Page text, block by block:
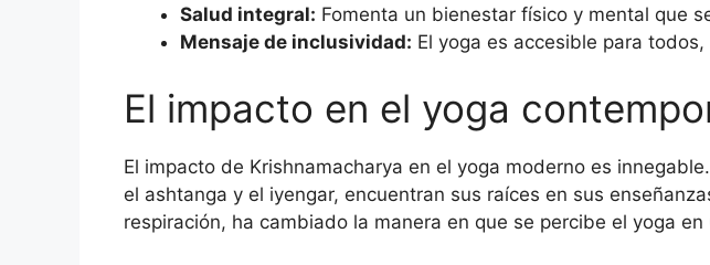
Salud integral: Fomenta un bienestar físico y mental que
Mensaje de inclusividad: El yoga es accesible para
El impacto en el yoga
El impacto de Krishnamacharya en el yoga moderno es
el ashtanga y el iyengar, encuentran sus raíces en sus
respiración, ha cambiado la manera en que se percibe el yoga en